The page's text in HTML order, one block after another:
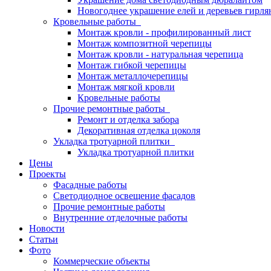
Новогоднее украшение елей и деревьев
Кровельные работы
Монтаж кровли - профилированный лист
Монтаж композитной черепицы
Монтаж кровли - натуральная черепица
Монтаж гибкой черепицы
Монтаж металлочерепицы
Монтаж мягкой кровли
Кровельные работы
Прочие ремонтные работы
Ремонт и отделка забора
Декоративная отделка цоколя
Укладка тротуарной плитки
Укладка тротуарной плитки
Цены
Проекты
Фасадные работы
Светодиодное освещение фасадов
Прочие ремонтные работы
Внутренние отделочные работы
Новости
Статьи
Фото
Коммерческие объекты